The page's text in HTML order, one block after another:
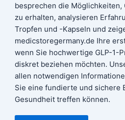
besprechen die Möglichkeiten,
zu erhalten, analysieren
Tropfen und -Kapseln und
medicstoregermany.de Ihre
wenn Sie hochwertige GLP-1-
diskret beziehen möchten.
allen notwendigen
Sie eine fundierte und sichere
Gesundheit treffen können.